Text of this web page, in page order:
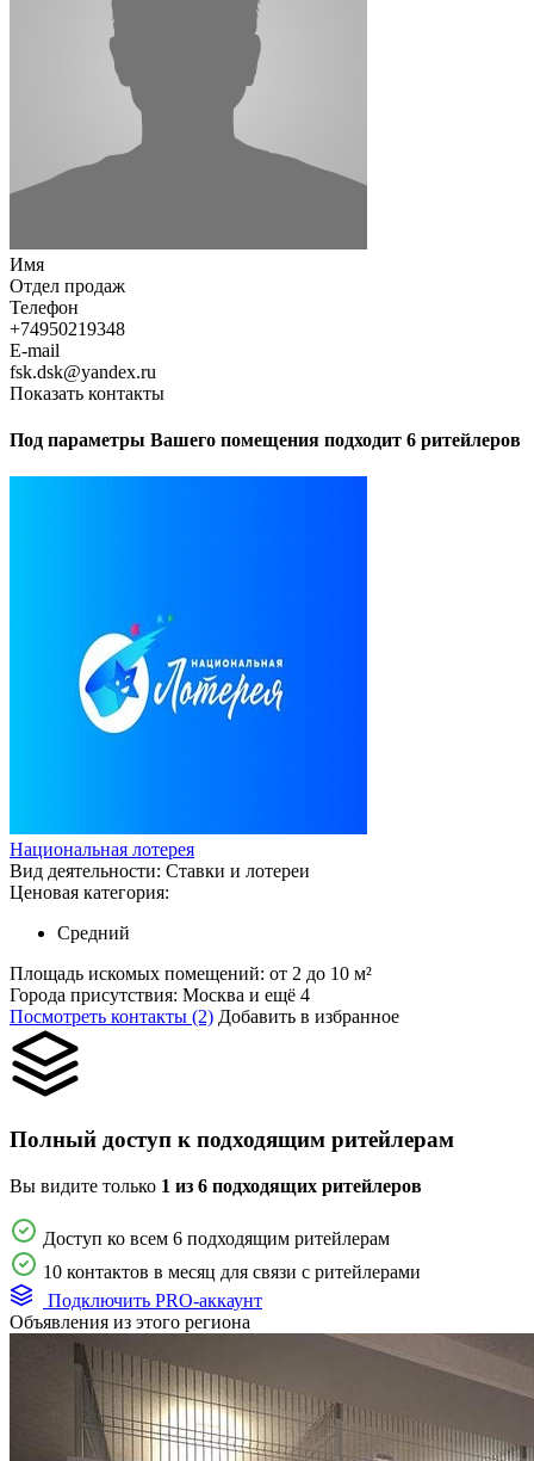
Имя
Отдел продаж
Телефон
+74950219348
E-mail
fsk.dsk@yandex.ru
Показать контакты
Под параметры Вашего помещения подходит 6 ритейлеров
Национальная лотерея
Вид деятельности: Ставки и лотереи
Ценовая категория:
Средний
Площадь искомых помещений: от 2 до 10 м²
Города присутствия: Москва и ещё 4
Посмотреть контакты (2) Добавить в избранное
Полный доступ к подходящим ритейлерам
Вы видите только 1 из 6 подходящих ритейлеров
Доступ ко всем 6 подходящим ритейлерам
10 контактов в месяц для связи с ритейлерами
Подключить PRO-аккаунт
Объявления из этого региона